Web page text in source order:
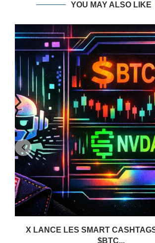
YOU MAY ALSO LIKE
X LANCE LES SMART
$BTC...